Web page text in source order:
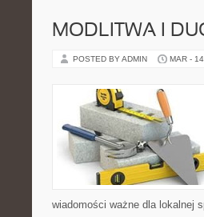
MODLITWA I
POSTED BY ADMIN MAR -
wiadomości ważne dla lokalnej